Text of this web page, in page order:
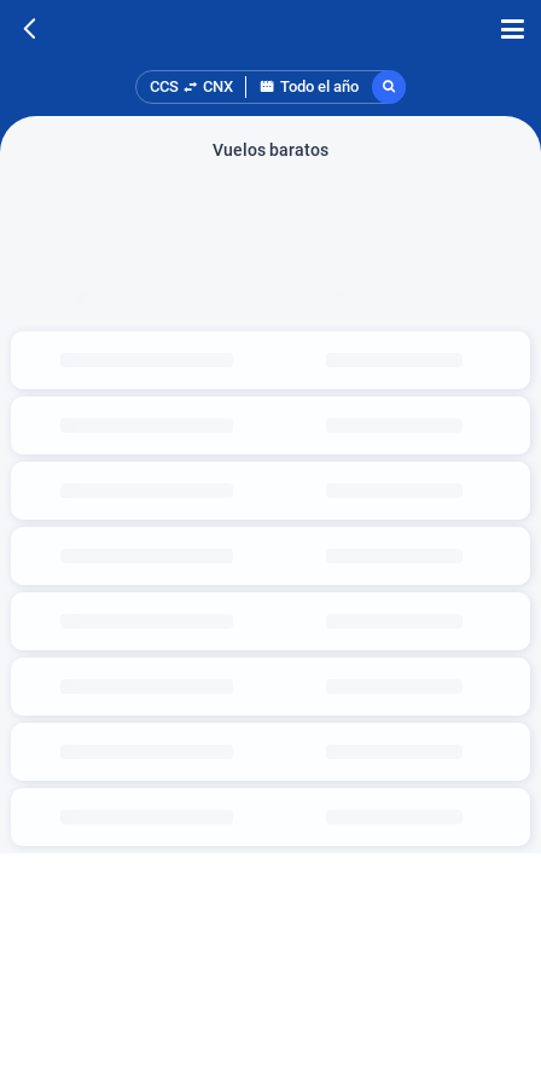
CCS CNX Todo el año
Vuelos baratos